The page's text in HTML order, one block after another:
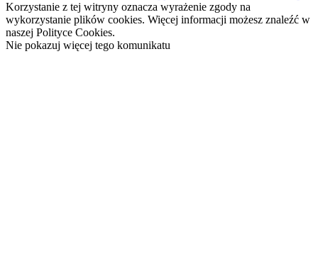
Korzystanie z tej witryny oznacza wyrażenie zgody na
wykorzystanie plików cookies. Więcej informacji możesz znaleźć w
naszej Polityce Cookies.
Nie pokazuj więcej tego komunikatu